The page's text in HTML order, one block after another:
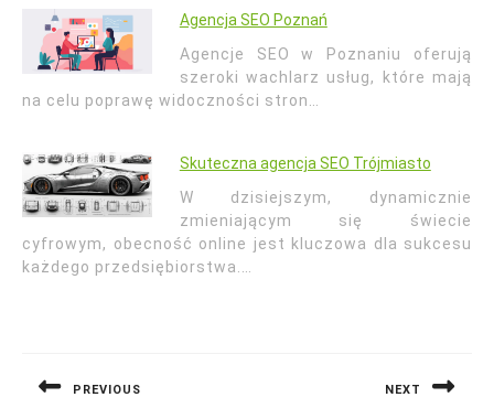
Agencja SEO Poznań
Agencje SEO w Poznaniu oferują
szeroki wachlarz usług, które mają
na celu poprawę widoczności stron…
Skuteczna agencja SEO Trójmiasto
W dzisiejszym, dynamicznie
zmieniającym się świecie
cyfrowym, obecność online jest kluczowa dla sukcesu
każdego przedsiębiorstwa.…
PREVIOUS NEXT